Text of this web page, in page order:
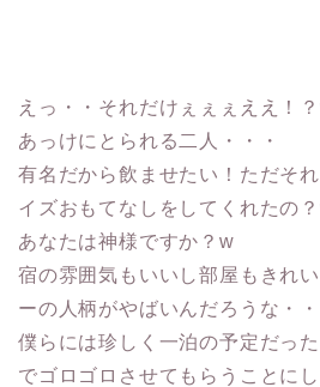
えっ・・それだけぇぇぇええ！
あっけにとられる二人・・・
有名だから飲ませたい！ただそ
イズおもてなしをしてくれたの
あなたは神様ですか？w
宿の雰囲気もいいし部屋もきれ
ーの人柄がやばいんだろうな・・
僕らには珍しく一泊の予定だっ
でゴロゴロさせてもらうことにし